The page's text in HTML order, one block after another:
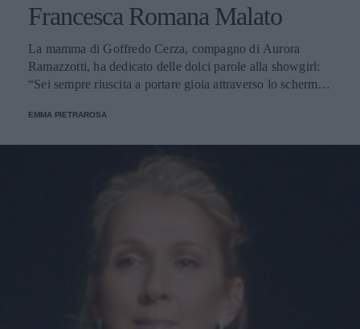
Francesca Romana Malato
La mamma di Goffredo Cerza, compagno di Aurora
Ramazzotti, ha dedicato delle dolci parole alla showgirl:
“Sei sempre riuscita a portare gioia attraverso lo schermo e
EMMA PIETRAROSA